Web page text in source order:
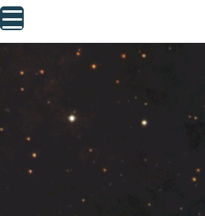
Skip
to
content